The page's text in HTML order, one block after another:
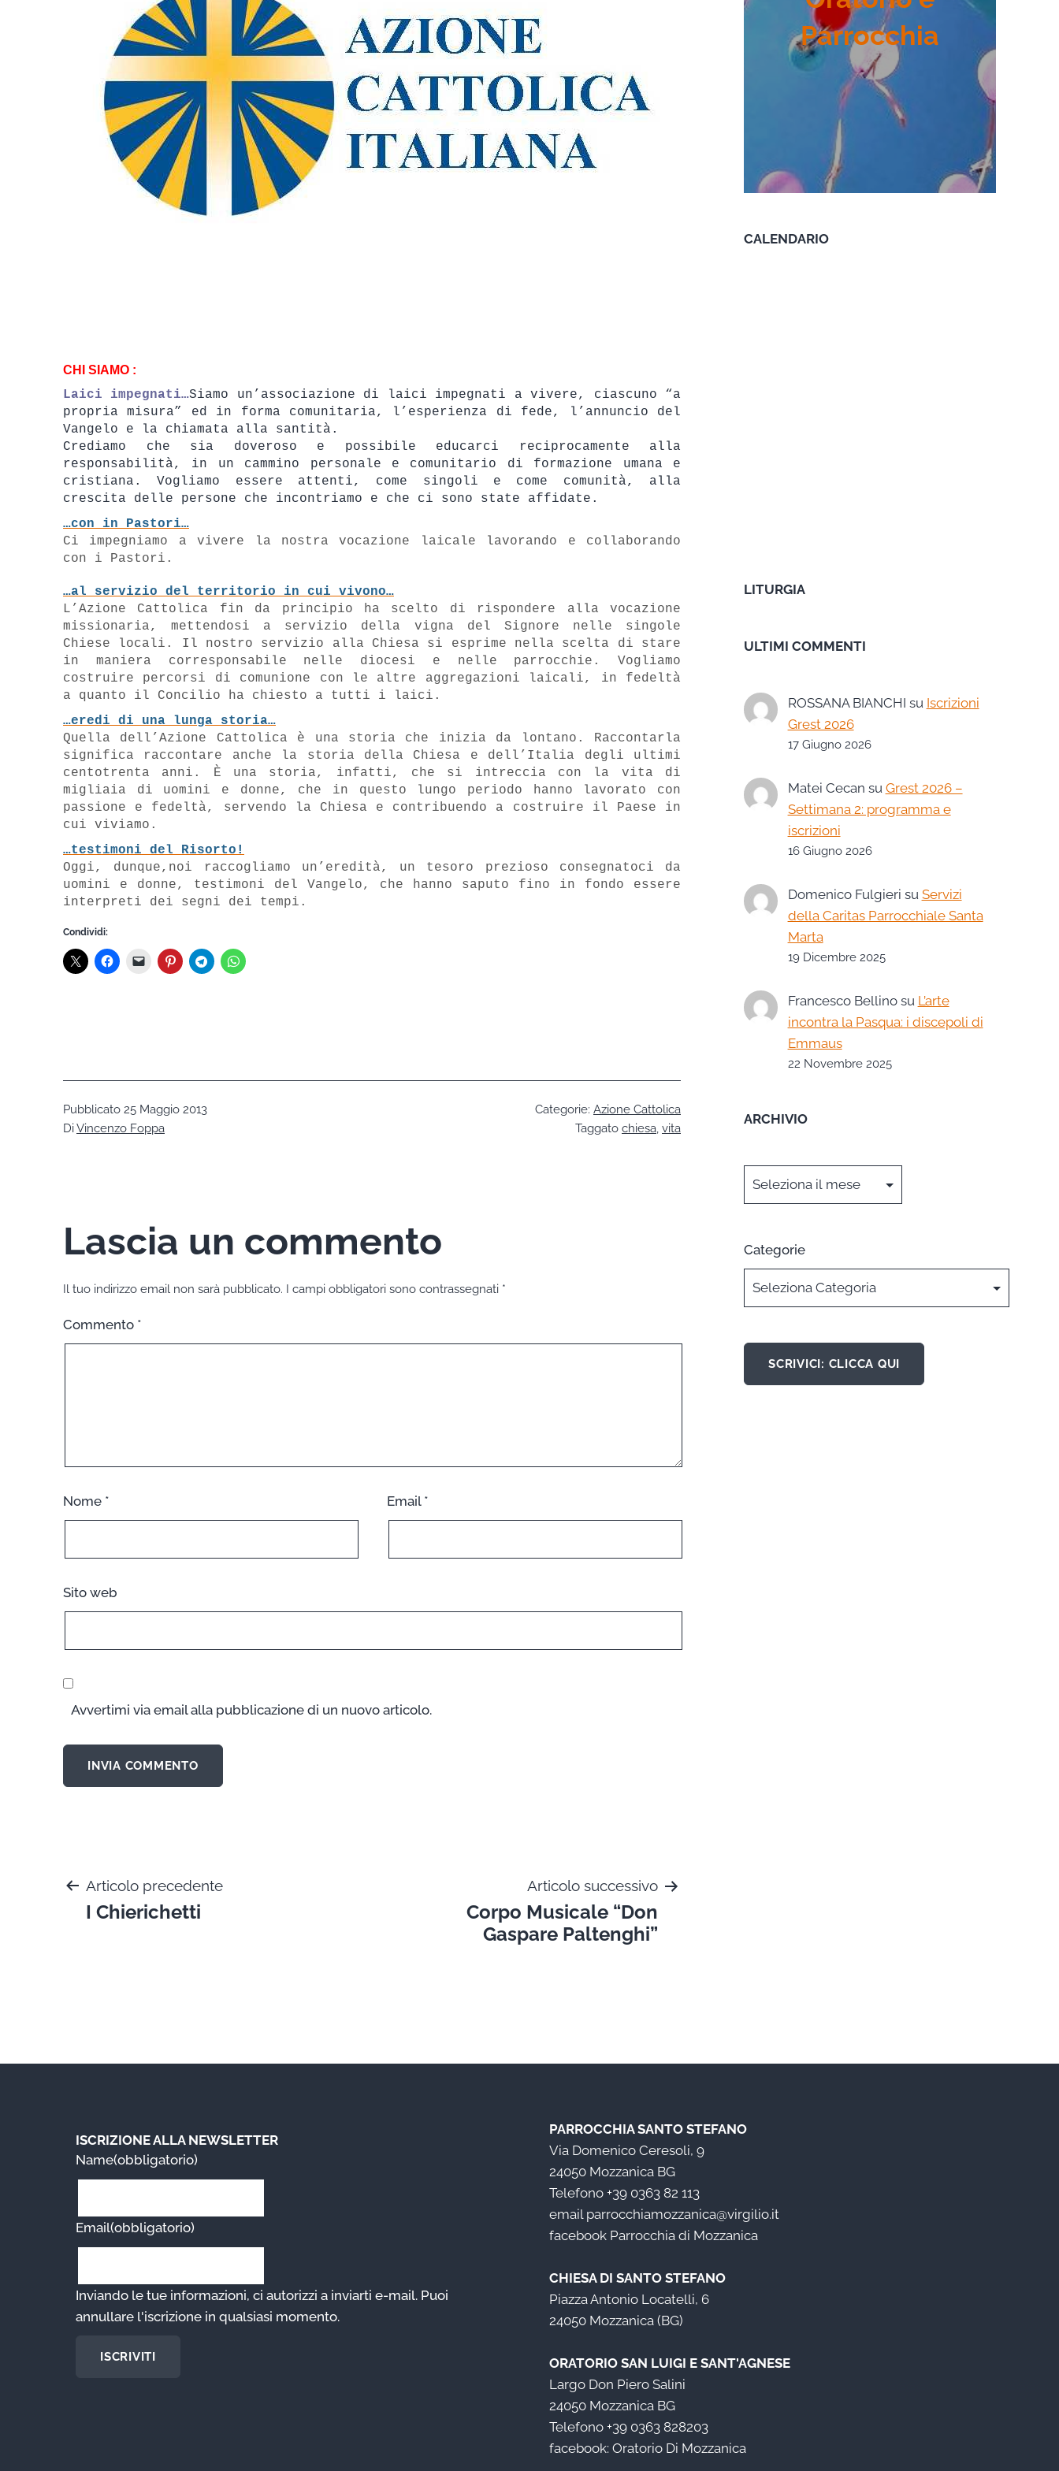
CHI SIAMO :
Laici impegnati…Siamo un’associazione di laici impegnati a vivere, ciascuno “a
propria misura” ed in forma comunitaria, l’esperienza di fede, l’annuncio del
Vangelo e la chiamata alla santità.
Crediamo che sia doveroso e possibile educarci reciprocamente alla
responsabilità, in un cammino personale e comunitario di formazione umana e
cristiana. Vogliamo essere attenti, come singoli e come comunità, alla
crescita delle persone che incontriamo e che ci sono state affidate.
…con in Pastori…
Ci impegniamo a vivere la nostra vocazione laicale lavorando e collaborando
con i Pastori.
…al servizio del territorio in cui vivono…
L’Azione Cattolica fin da principio ha scelto di rispondere alla vocazione
missionaria, mettendosi a servizio della vigna del Signore nelle singole
Chiese locali. Il nostro servizio alla Chiesa si esprime nella scelta di stare
in maniera corresponsabile nelle diocesi e nelle parrocchie. Vogliamo
costruire percorsi di comunione con le altre aggregazioni laicali, in fedeltà
a quanto il Concilio ha chiesto a tutti i laici.
…eredi di una lunga storia…
Quella dell’Azione Cattolica è una storia che inizia da lontano. Raccontarla
significa raccontare anche la storia della Chiesa e dell’Italia degli ultimi
centotrenta anni. È una storia, infatti, che si intreccia con la vita di
migliaia di uomini e donne, che in questo lungo periodo hanno lavorato con
passione e fedeltà, servendo la Chiesa e contribuendo a costruire il Paese in
cui viviamo.
…testimoni del Risorto!
Oggi, dunque,noi raccogliamo un’eredità, un tesoro prezioso consegnatoci da
uomini e donne, testimoni del Vangelo, che hanno saputo fino in fondo essere
interpreti dei segni dei tempi.
Condividi:
Pubblicato 25 Maggio 2013
DiVincenzo Foppa
Categorie: Azione Cattolica
Taggato chiesa, vita
Lascia un commento
Il tuo indirizzo email non sarà pubblicato. I campi obbligatori sono contrassegnati *
Commento *
Nome * Email *
Sito web
Avvertimi via email alla pubblicazione di un nuovo articolo.
Navigazione
Articolo precedente
I Chierichetti
Articolo successivo
Corpo Musicale “Don
Gaspare Paltenghi”
Parrocchia
CALENDARIO
LITURGIA
ULTIMI COMMENTI
ROSSANA BIANCHI su Iscrizioni
Grest 2026
17 Giugno 2026
Matei Cecan su Grest 2026 –
Settimana 2: programma e
iscrizioni
16 Giugno 2026
Domenico Fulgieri su Servizi
della Caritas Parrocchiale Santa
Marta
19 Dicembre 2025
Francesco Bellinosu L’arte
incontra la Pasqua: i discepoli di
Emmaus
22 Novembre 2025
ARCHIVIO
Categorie
SCRIVICI: CLICCA QUI
ISCRIZIONE ALLA NEWSLETTER
Name(obbligatorio)
Email(obbligatorio)
Inviando le tue informazioni, ci autorizzi a inviarti e-mail. Puoi
annullare l'iscrizione in qualsiasi momento.
ISCRIVITI
PARROCCHIA SANTO STEFANO
Via Domenico Ceresoli, 9
24050 Mozzanica BG
Telefono +39 0363 82 113
email parrocchiamozzanica@virgilio.it
facebook Parrocchia di Mozzanica
CHIESA DI SANTO STEFANO
Piazza Antonio Locatelli, 6
24050 Mozzanica (BG)
ORATORIO SAN LUIGI E SANT'AGNESE
Largo Don Piero Salini
24050 Mozzanica BG
Telefono +39 0363 828203
facebook: Oratorio Di Mozzanica